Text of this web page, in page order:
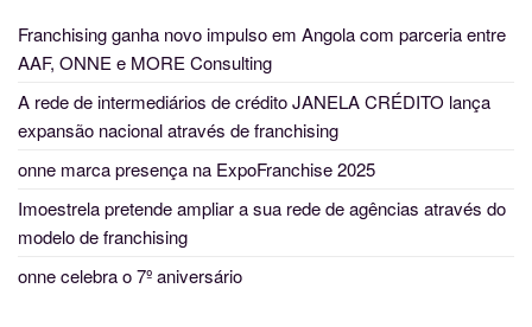
Franchising ganha novo impulso em Angola com parceria entre
AAF, ONNE e MORE Consulting
A rede de intermediários de crédito JANELA CRÉDITO lança
expansão nacional através de franchising
onne marca presença na ExpoFranchise 2025
Imoestrela pretende ampliar a sua rede de agências através do
modelo de franchising
onne celebra o 7º aniversário